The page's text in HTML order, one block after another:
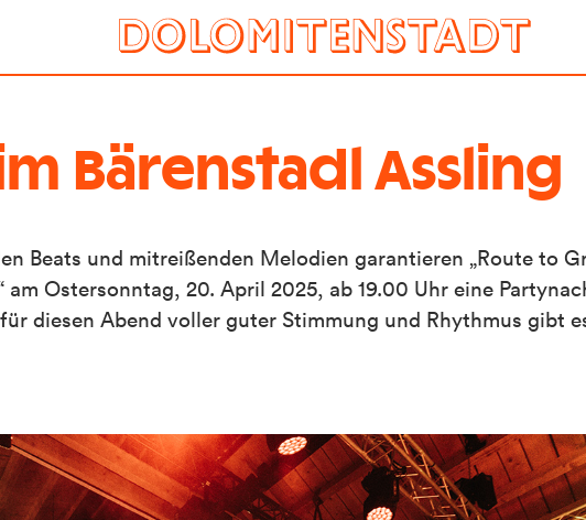
Bärenstadl Assling
Beats und mitreißenden Melodien garantieren „Route to
am Ostersonntag, 20. April 2025, ab 19.00 Uhr eine
diesen Abend voller guter Stimmung und Rhythmus gibt